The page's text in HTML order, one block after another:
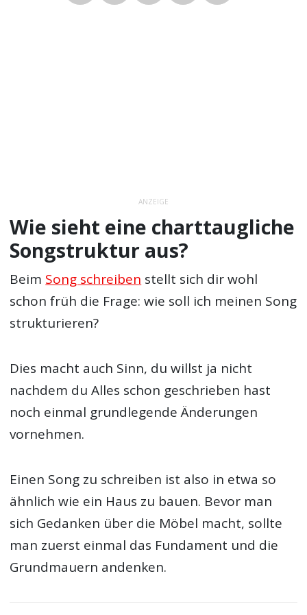
ANZEIGE
Wie sieht eine charttaugliche
Songstruktur aus?
Beim Song schreiben stellt sich dir wohl
schon früh die Frage: wie soll ich meinen Song
strukturieren?
Dies macht auch Sinn, du willst ja nicht
nachdem du Alles schon geschrieben hast
noch einmal grundlegende Änderungen
vornehmen.
Einen Song zu schreiben ist also in etwa so
ähnlich wie ein Haus zu bauen. Bevor man
sich Gedanken über die Möbel macht, sollte
man zuerst einmal das Fundament und die
Grundmauern andenken.